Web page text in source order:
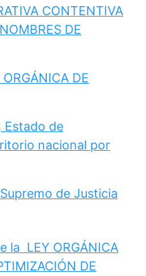
CONTENTIVA
DE
DE
Estado de
nacional por
de Justicia
la LEY ORGÁNICA
DE